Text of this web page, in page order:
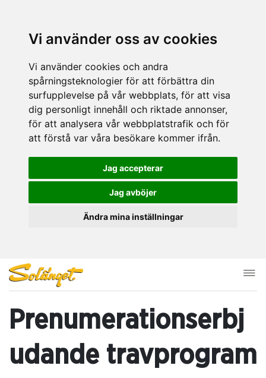
Vi använder oss av cookies
Vi använder cookies och andra
spårningsteknologier för att förbättra din
surfupplevelse på vår webbplats, för att visa
dig personligt innehåll och riktade annonser,
för att analysera vår webbplatstrafik och för
att förstå var våra besökare kommer ifrån.
Jag accepterar
Jag avböjer
Ändra mina inställningar
Prenumerationserbj
udande travprogram